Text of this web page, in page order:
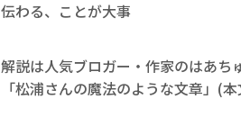
伝わる、ことが大事
解説は人気ブロガー・作家のはあち
「松浦さんの魔法のような文章」(